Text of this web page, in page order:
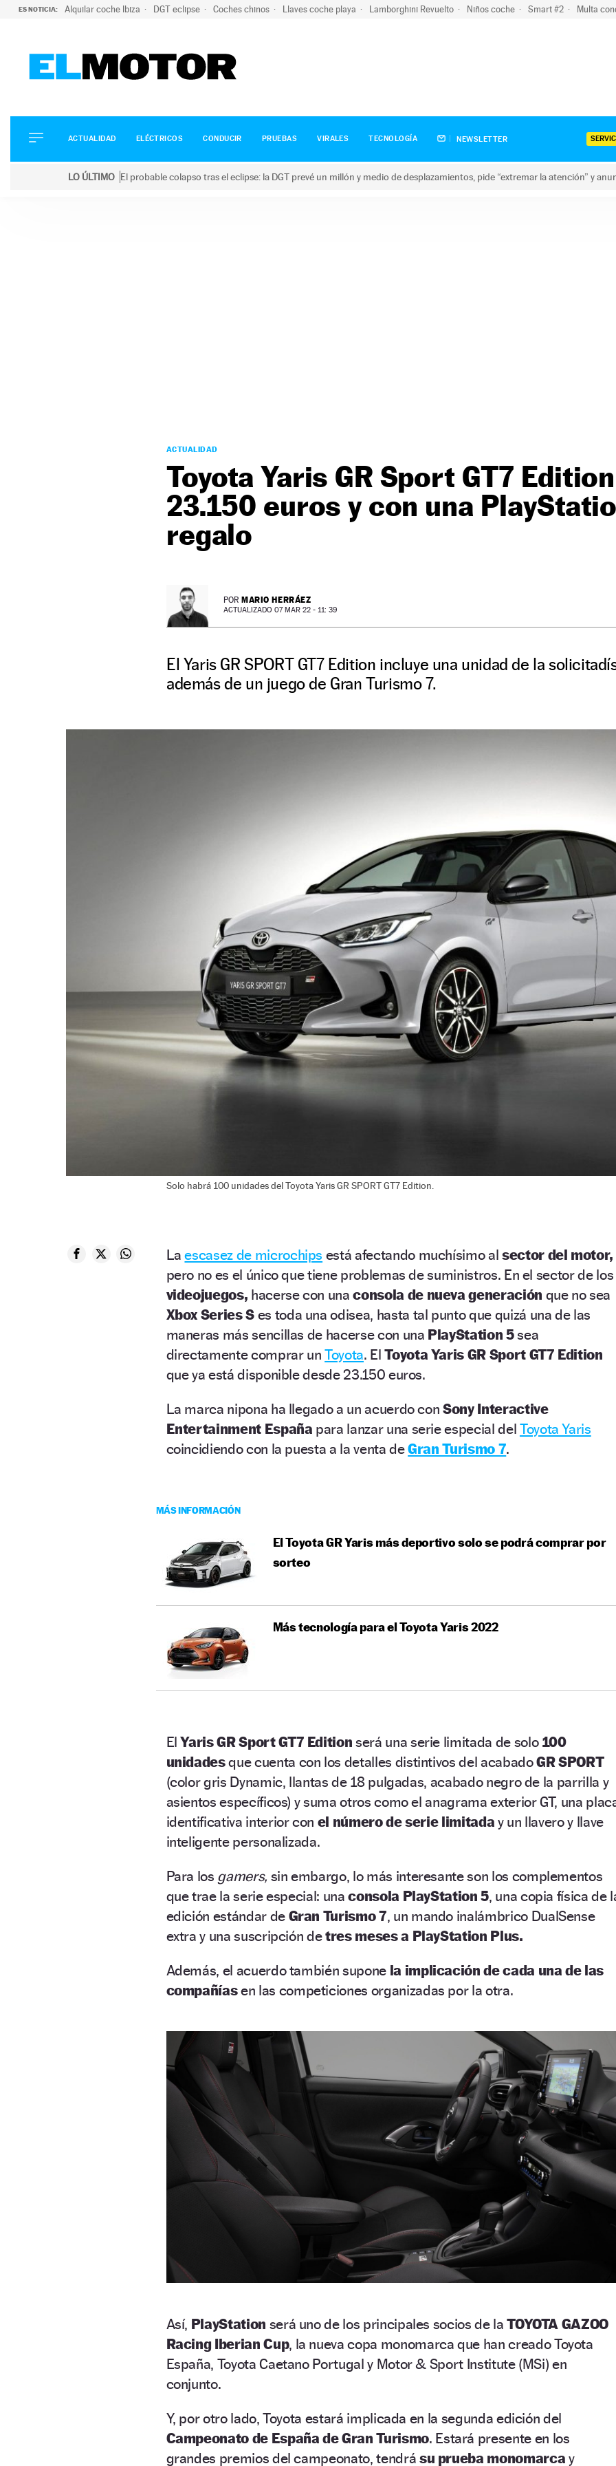
ES NOTICIA: Alquilar coche Ibiza DGT eclipse Coches chinos Llaves coche playa Lamborghini Revuelto Niños coche Smart #2 Multa
ELÉCTRICOS
CONDUCIR
ACTUALIDAD ELÉCTRICOS CONDUCIR PRUEBAS VIRALES TECNOLOGÍA NEWSLETTER
LO ÚLTIMO El probable colapso tras el eclipse: la DGT prevé un millón y medio de desplazamientos, pide “extremar la atención” y
ACTUALIDAD
Toyota Yaris GR Sport GT7
23.150 euros y con una
regalo
POR MARIO HERRÁEZ
ACTUALIZADO 07 MAR 22 - 11: 39
El Yaris GR SPORT GT7 Edition incluye una unidad de la
además de un juego de Gran Turismo 7.
Solo habrá 100 unidades del Toyota Yaris GR SPORT GT7 Edition.
Laescasez de microchips está afectando muchísimo al sector del motor,
pero no es el único que tiene problemas de suministros. En el sector de los
videojuegos, hacerse con unaconsola de nueva generación que no sea
Xbox Series Ses toda una odisea, hasta tal punto que quizá una de las
maneras más sencillas de hacerse con una PlayStation 5sea
directamente comprar unToyota. ElToyota Yaris GR Sport GT7 Edition
que ya está disponible desde 23.150 euros.
La marca nipona ha llegado a un acuerdo conSony Interactive
Entertainment España para lanzar una serie especial del Toyota Yaris
coincidiendo con la puesta a la venta deGran Turismo 7.
MÁS INFORMACIÓN
El Toyota GR Yaris más deportivo solo se podrá comprar por
sorteo
Más tecnología para el Toyota Yaris 2022
ElYaris GR Sport GT7 Edition será una serie limitada de solo 100
unidadesque cuenta con los detalles distintivos del acabadoGR SPORT
(color gris Dynamic, llantas de 18 pulgadas, acabado negro de la parrilla y
asientos específicos) y suma otros como el anagrama exterior GT, una
identificativa interior con el número de serie limitada y un llavero y llave
inteligente personalizada.
Para los gamers, sin embargo, lo más interesante son los complementos
que trae la serie especial: unaconsola PlayStation 5, una copia física de
edición estándar de Gran Turismo 7, un mando inalámbrico DualSense
extra y una suscripción detres meses a PlayStation Plus.
Además, el acuerdo también suponela implicación de cada una de las
compañíasen las competiciones organizadas por la otra.
Así, PlayStation será uno de los principales socios de laTOYOTA GAZOO
Racing Iberian Cup, la nueva copa monomarca que han creado Toyota
España, Toyota Caetano Portugal y Motor & Sport Institute (MSi) en
conjunto.
Y, por otro lado, Toyota estará implicada en la segunda edición del
Campeonato de España de Gran Turismo. Estará presente en los
grandes premios del campeonato, tendrá su prueba monomarca y